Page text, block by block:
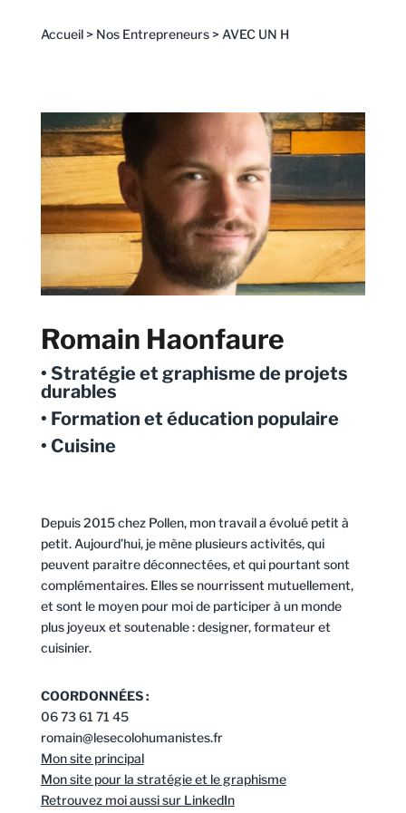
Accueil> Nos Entrepreneurs> AVEC UN H
Romain Haonfaure
• Stratégie et graphisme de projets
durables
• Formation et éducation populaire
• Cuisine
Depuis 2015 chez Pollen, mon travail a évolué petit à
petit. Aujourd’hui, je mène plusieurs activités, qui
peuvent paraitre déconnectées, et qui pourtant sont
complémentaires. Elles se nourrissent mutuellement,
et sont le moyen pour moi de participer à un monde
plus joyeux et soutenable : designer, formateur et
cuisinier.
COORDONNÉES :
06 73 61 71 45
romain@lesecolohumanistes.fr
Mon site principal
Mon site pour la stratégie et le graphisme
Retrouvez moi aussi sur LinkedIn